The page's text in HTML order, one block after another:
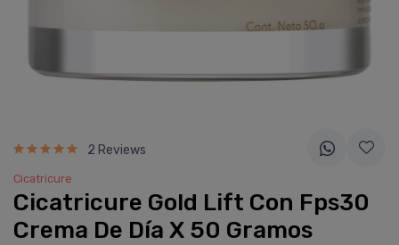
2 Reviews
Cicatricure
Cicatricure Gold Lift Con Fps30
Crema De Dí­a X 50 Gramos